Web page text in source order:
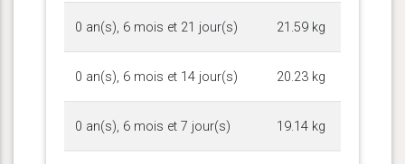
0 an(s), 6 mois et 21 jour(s) 21.59 kg
0 an(s), 6 mois et 14 jour(s) 20.23 kg
0 an(s), 6 mois et 7 jour(s) 19.14 kg